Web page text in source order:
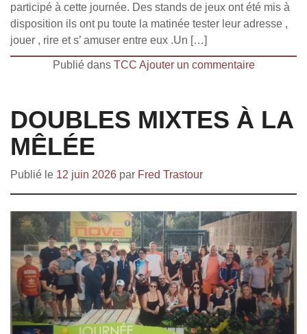
participé à cette journée. Des stands de jeux ont été mis à
disposition ils ont pu toute la matinée tester leur adresse ,
jouer , rire et s’ amuser entre eux .Un […]
Publié dans TCC Ajouter un commentaire
DOUBLES MIXTES À LA
MÊLÉE
Publié le 12 juin 2026 par Fred Trastour